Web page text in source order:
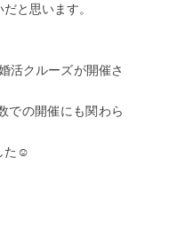
と思います。
活クルーズが開催さ
での開催にも関わら
た☺